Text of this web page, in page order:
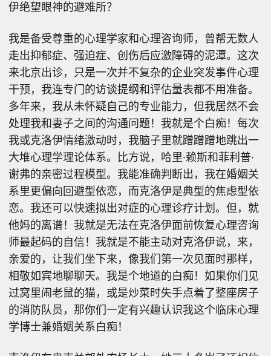
伊绝望眼神的避难所？
我是备受尊重的心理学家和心理咨询师，曾帮无数人
走出抑郁症、强迫症、创伤后应激障碍的泥潭。这次
来北京出诊，只是一次并不复杂的企业突发事件心理
干预，我连专门的访谈提纲和评估量表都不用准备。
多年来，我从未怀疑自己的专业能力，但我居然不会
处理我和妻子之间的沟通问题！我就是个白痴！每次
我或克洛伊情绪激动时，我脑子里就蹭蹭蹭地跳出一
大堆心理学理论体系。比方说，哈里·赖斯和菲利普·
谢弗的亲密过程模型。我能准确判断出，我在婚姻关
系里更偏向回避型依恋，而克洛伊是典型的焦虑型依
恋。我还可以快速拟出对症的心理诊疗计划。但，就
他妈的离谱！我就是无法在克洛伊面前恢复心理咨询
师最起码的自信！我就是不能主动对克洛伊说，来，
亲爱的，让我们坐下来，像我们第一次见面时那样，
相敬如宾地聊聊天。我是个地道的白痴！如果你们见
过窝里闹老鼠的猫，或是炒菜时失手点着了整座房子
的消防队员，那你们一定有兴趣认识我这个临床心理
学博士兼婚姻关系白痴！